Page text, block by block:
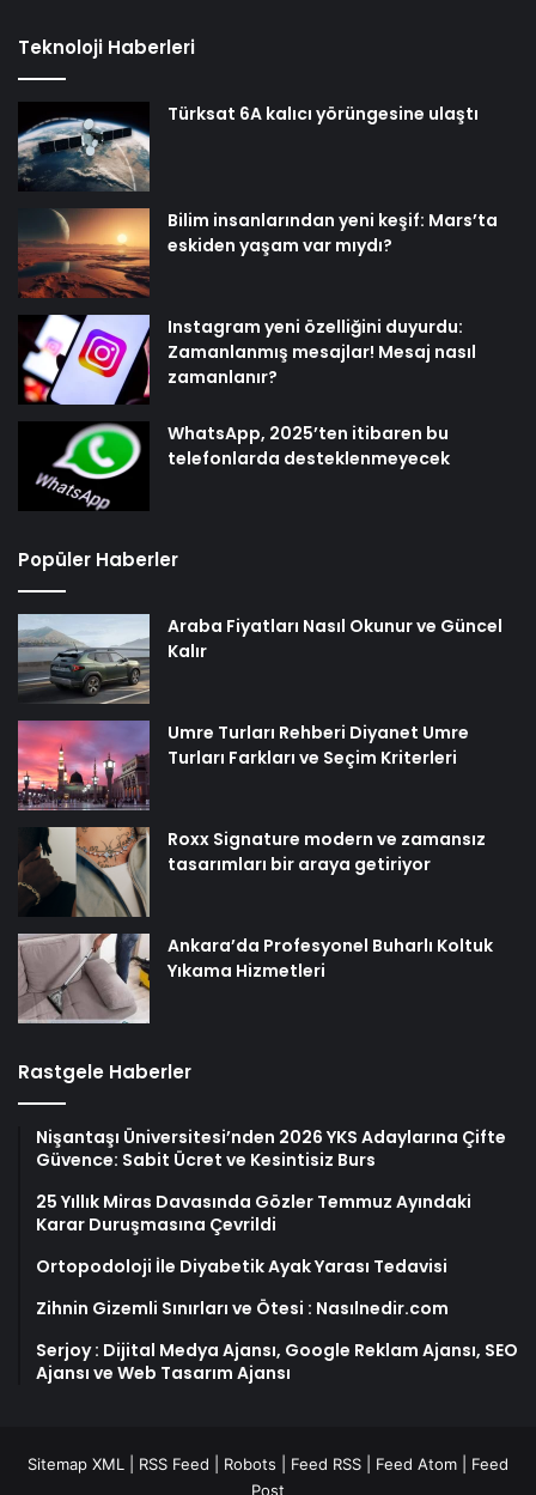
Teknoloji Haberleri
Türksat 6A kalıcı yörüngesine ulaştı
Bilim insanlarından yeni keşif: Mars’ta
eskiden yaşam var mıydı?
Instagram yeni özelliğini duyurdu:
Zamanlanmış mesajlar! Mesaj nasıl
zamanlanır?
WhatsApp, 2025’ten itibaren bu
telefonlarda desteklenmeyecek
Popüler Haberler
Araba Fiyatları Nasıl Okunur ve Güncel
Kalır
Umre Turları Rehberi Diyanet Umre
Turları Farkları ve Seçim Kriterleri
Roxx Signature modern ve zamansız
tasarımları bir araya getiriyor
Ankara’da Profesyonel Buharlı Koltuk
Yıkama Hizmetleri
Rastgele Haberler
Nişantaşı Üniversitesi’nden 2026 YKS Adaylarına Çifte
Güvence: Sabit Ücret ve Kesintisiz Burs
25 Yıllık Miras Davasında Gözler Temmuz Ayındaki
Karar Duruşmasına Çevrildi
Ortopodoloji İle Diyabetik Ayak Yarası Tedavisi
Zihnin Gizemli Sınırları ve Ötesi : Nasılnedir.com
Serjoy : Dijital Medya Ajansı, Google Reklam Ajansı, SEO
Ajansı ve Web Tasarım Ajansı
Sitemap XML RSS Feed Robots Feed RSS Feed Atom
Feed
Post